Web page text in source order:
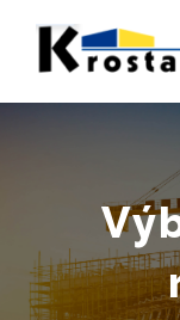
obsah